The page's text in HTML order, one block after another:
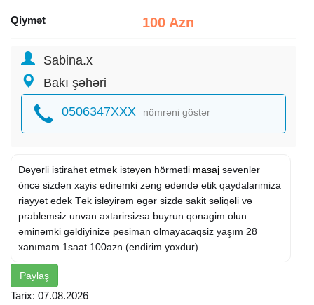
Qiymət 100 Azn
Sabina.x
Bakı şəhəri
0506347XXX nömrəni göstər
Dəyərli istirahət etmek istəyən hörmətli masaj sevenler
öncə sizdən xayis ediremki zəng edendə etik qaydalarimiza
riayyət edek Tək isləyirəm əgər sizdə sakit səliqəli və
prablemsiz unvan axtarirsizsa buyrun qonagim olun
əminəmki gəldiyinizə pesiman olmayacaqsiz yaşım 28
xanımam 1saat 100azn (endirim yoxdur)
Paylaş
Tarix: 07.08.2026